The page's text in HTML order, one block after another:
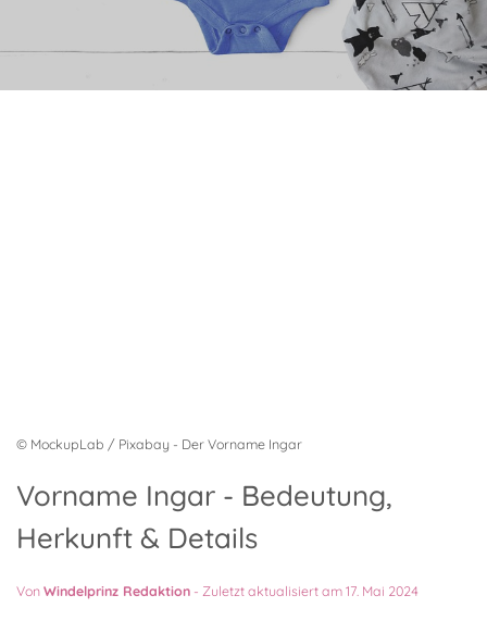
© MockupLab / Pixabay - Der Vorname Ingar
Vorname Ingar - Bedeutung,
Herkunft & Details
VonWindelprinz Redaktion - Zuletzt aktualisiert am 17. Mai 2024